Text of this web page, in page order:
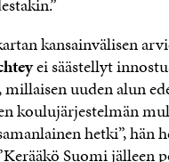
kansainvälisen
ei säästellyt
millaisen uuden alun
koulujärjestelmän
hetki”, hän
Suomi jälleen